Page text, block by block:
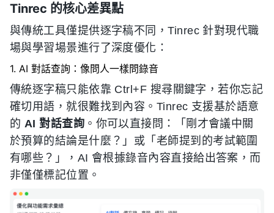
Tinrec 的核心差異點
與傳統工具僅提供逐字稿不同，Tinrec 針對現代職
場與學習場景進行了深度優化：
1. AI 對話查詢：像問人一樣問錄音
傳統逐字稿只能依靠 Ctrl+F 搜尋關鍵字，若你忘記
確切用語，就很難找到內容。Tinrec 支援基於語意
的 AI 對話查詢 。你可以直接問：「剛才會議中關
於預算的結論是什麼？」或「老師提到的考試範圍
有哪些？」，AI 會根據錄音內容直接給出答案，而
非僅僅標記位置。